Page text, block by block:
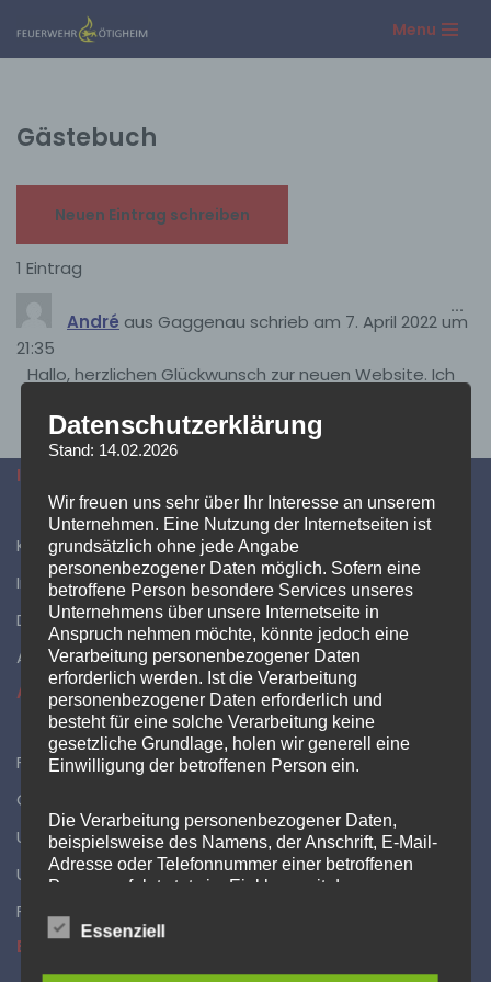
Zum
Menu
Gästebuch
1 Eintrag
André aus Gaggenau schrieb am 7. April 2022um
21:35
Hallo, herzlichen Glückwunsch zur neuen Website. Ich
...
INFORMATIONEN
Kontakt
Impressum
Datenschutzerklärung
Administration
AKTUELLES
Feuerwehr sorgt für Abkühlung
Objektübung in der ehem. Rose
Umzug abgeschlossen
Umzug ins neue Gerätehaus schreitet voran
Feuerwehrprobe am neuen Gerätehaus
EINSÄTZE
Datenschutzerklärung
Stand: 14.02.2026
Wir freuen uns sehr über Ihr Interesse an unserem
Unternehmen. Eine Nutzung der Internetseiten ist
grundsätzlich ohne jede Angabe
personenbezogener Daten möglich. Sofern eine
betroffene Person besondere Services unseres
Unternehmens über unsere Internetseite in
Anspruch nehmen möchte, könnte jedoch eine
Verarbeitung personenbezogener Daten
erforderlich werden. Ist die Verarbeitung
personenbezogener Daten erforderlich und
besteht für eine solche Verarbeitung keine
gesetzliche Grundlage, holen wir generell eine
Einwilligung der betroffenen Person ein.
Die Verarbeitung personenbezogener Daten,
beispielsweise des Namens, der Anschrift, E-Mail-
Adresse oder Telefonnummer einer betroffenen
Person, erfolgt stets im Einklang mit der
Übereinstimmung mit den für uns geltenden
Mittels dieser Datenschutzerklärung möchte unser
Essenziell